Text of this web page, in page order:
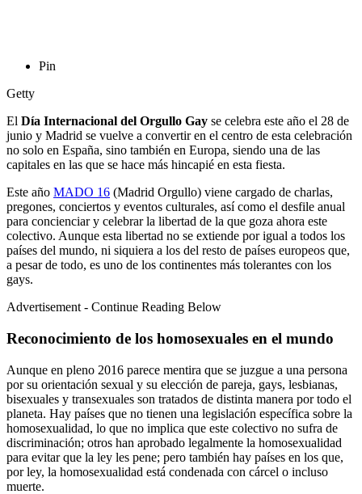
Pin
Getty
El Día Internacional del Orgullo Gay se celebra este año el 28 de
junio y Madrid se vuelve a convertir en el centro de esta celebración
no solo en España, sino también en Europa, siendo una de las
capitales en las que se hace más hincapié en esta fiesta.
Este año MADO 16 (Madrid Orgullo) viene cargado de charlas,
pregones, conciertos y eventos culturales, así como el desfile anual
para concienciar y celebrar la libertad de la que goza ahora este
colectivo. Aunque esta libertad no se extiende por igual a todos los
países del mundo, ni siquiera a los del resto de países europeos que,
a pesar de todo, es uno de los continentes más tolerantes con los
gays.
Advertisement - Continue Reading Below
Reconocimiento de los homosexuales en el mundo
Aunque en pleno 2016 parece mentira que se juzgue a una persona
por su orientación sexual y su elección de pareja, gays, lesbianas,
bisexuales y transexuales son tratados de distinta manera por todo el
planeta. Hay países que no tienen una legislación específica sobre la
homosexualidad, lo que no implica que este colectivo no sufra de
discriminación; otros han aprobado legalmente la homosexualidad
para evitar que la ley les pene; pero también hay países en los que,
por ley, la homosexualidad está condenada con cárcel o incluso
muerte.